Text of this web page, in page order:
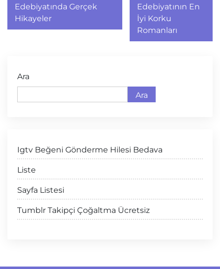
Edebiyatında Gerçek
Hikayeler
Edebiyatının En
İyi Korku
Romanları
Ara
Ara
Igtv Beğeni Gönderme Hilesi Bedava
Liste
Sayfa Listesi
Tumblr Takipçi Çoğaltma Ücretsiz